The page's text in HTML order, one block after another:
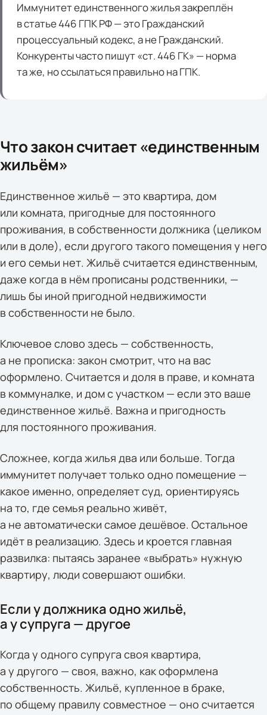
Иммунитет единственного жилья закреплён
в статье 446 ГПК РФ — это Гражданский
процессуальный кодекс, а не Гражданский.
Конкуренты часто пишут «ст. 446 ГК» — норма
та же, но ссылаться правильно на ГПК.
Что закон считает «единственным
жильём»
Единственное жильё — это квартира, дом
или комната, пригодные для постоянного
проживания, в собственности должника (целиком
или в доле), если другого такого помещения у него
и его семьи нет. Жильё считается единственным,
даже когда в нём прописаны родственники, —
лишь бы иной пригодной недвижимости
в собственности не было.
Ключевое слово здесь — собственность,
а не прописка: закон смотрит, что на вас
оформлено. Считается и доля в праве, и комната
в коммуналке, и дом с участком — если это ваше
единственное жильё. Важна и пригодность
для постоянного проживания.
Сложнее, когда жилья два или больше. Тогда
иммунитет получает только одно помещение —
какое именно, определяет суд, ориентируясь
на то, где семья реально живёт,
а не автоматически самое дешёвое. Остальное
идёт в реализацию. Здесь и кроется главная
развилка: пытаясь заранее «выбрать» нужную
квартиру, люди совершают ошибки.
Если у должника одно жильё,
а у супруга — другое
Когда у одного супруга своя квартира,
а у другого — своя, важно, как оформлена
собственность. Жильё, купленное в браке,
по общему правилу совместное — оно считается